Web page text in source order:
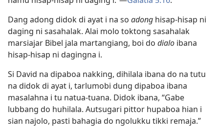
Dang adong didok di ayat i na so adong hisap-hisap ni
daging ni sasahalak. Alai molo toktong sasahalak
marsiajar Bibel jala martangiang, boi do dialo ibana
hisap-hisap ni dagingna i.
Si David na dipaboa nakking, dihilala ibana do na tutu
na didok di ayat i, tarlumobi dung dipaboa ibana
masalahna i tu natua-tuana. Didok ibana, “Gabe
lubbang do huhilala. Autsugari pittor hupaboa hian i
sian najolo, pasti bahagia do ngolukku tikki remaja.”